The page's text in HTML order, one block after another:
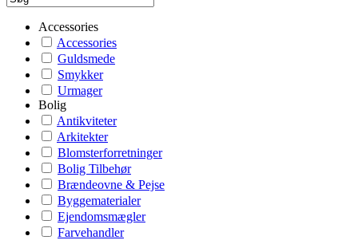
Accessories
Accessories
Guldsmede
Smykker
Urmager
Bolig
Antikviteter
Arkitekter
Blomsterforretninger
Bolig Tilbehør
Brændeovne & Pejse
Byggematerialer
Ejendomsmægler
Farvehandler